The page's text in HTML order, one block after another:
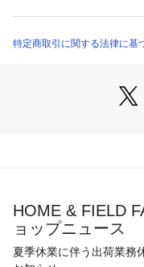
CP-8820 （ショップ）
特定商取引に関する法律に基
HOME & FIELD
ョップニュース
夏季休業に伴う出荷業務